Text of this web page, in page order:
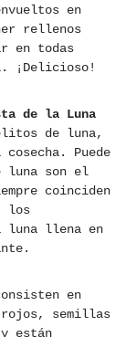
en
rellenos
en todas
¡Delicioso!
de la Luna
de luna,
Puede
luna son el
coinciden
los
luna llena en
en
semillas
están